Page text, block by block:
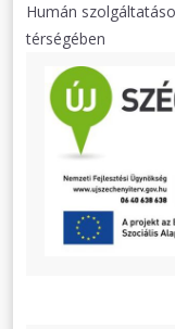
Humán
térségében